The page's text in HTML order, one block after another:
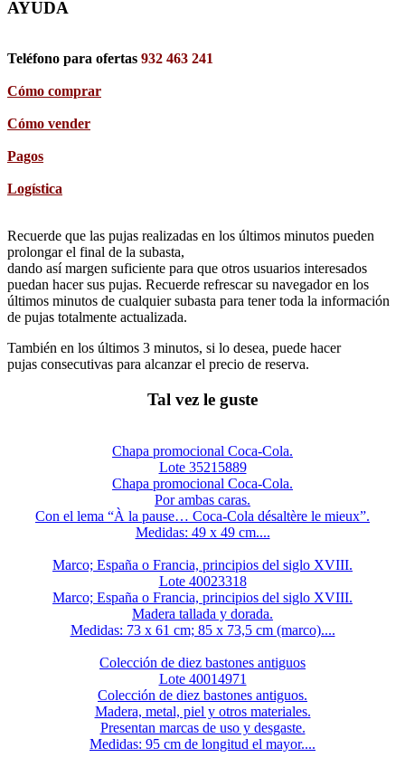
AYUDA
Teléfono para ofertas 932 463 241
Cómo comprar
Cómo vender
Pagos
Logística
Recuerde que las pujas realizadas en los últimos minutos pueden
prolongar el final de la subasta,
dando así margen suficiente para que otros usuarios interesados
puedan hacer sus pujas. Recuerde refrescar su navegador en los
últimos minutos de cualquier subasta para tener toda la información
de pujas totalmente actualizada.
También en los últimos 3 minutos, si lo desea, puede hacer
pujas consecutivas para alcanzar el precio de reserva.
Tal vez le guste
Chapa promocional Coca-Cola.
Lote 35215889
Chapa promocional Coca-Cola.
Por ambas caras.
Con el lema “À la pause… Coca-Cola désaltère le mieux”.
Medidas: 49 x 49 cm....
Marco; España o Francia, principios del siglo XVIII.
Lote 40023318
Marco; España o Francia, principios del siglo XVIII.
Madera tallada y dorada.
Medidas: 73 x 61 cm; 85 x 73,5 cm (marco)....
Colección de diez bastones antiguos
Lote 40014971
Colección de diez bastones antiguos.
Madera, metal, piel y otros materiales.
Presentan marcas de uso y desgaste.
Medidas: 95 cm de longitud el mayor....